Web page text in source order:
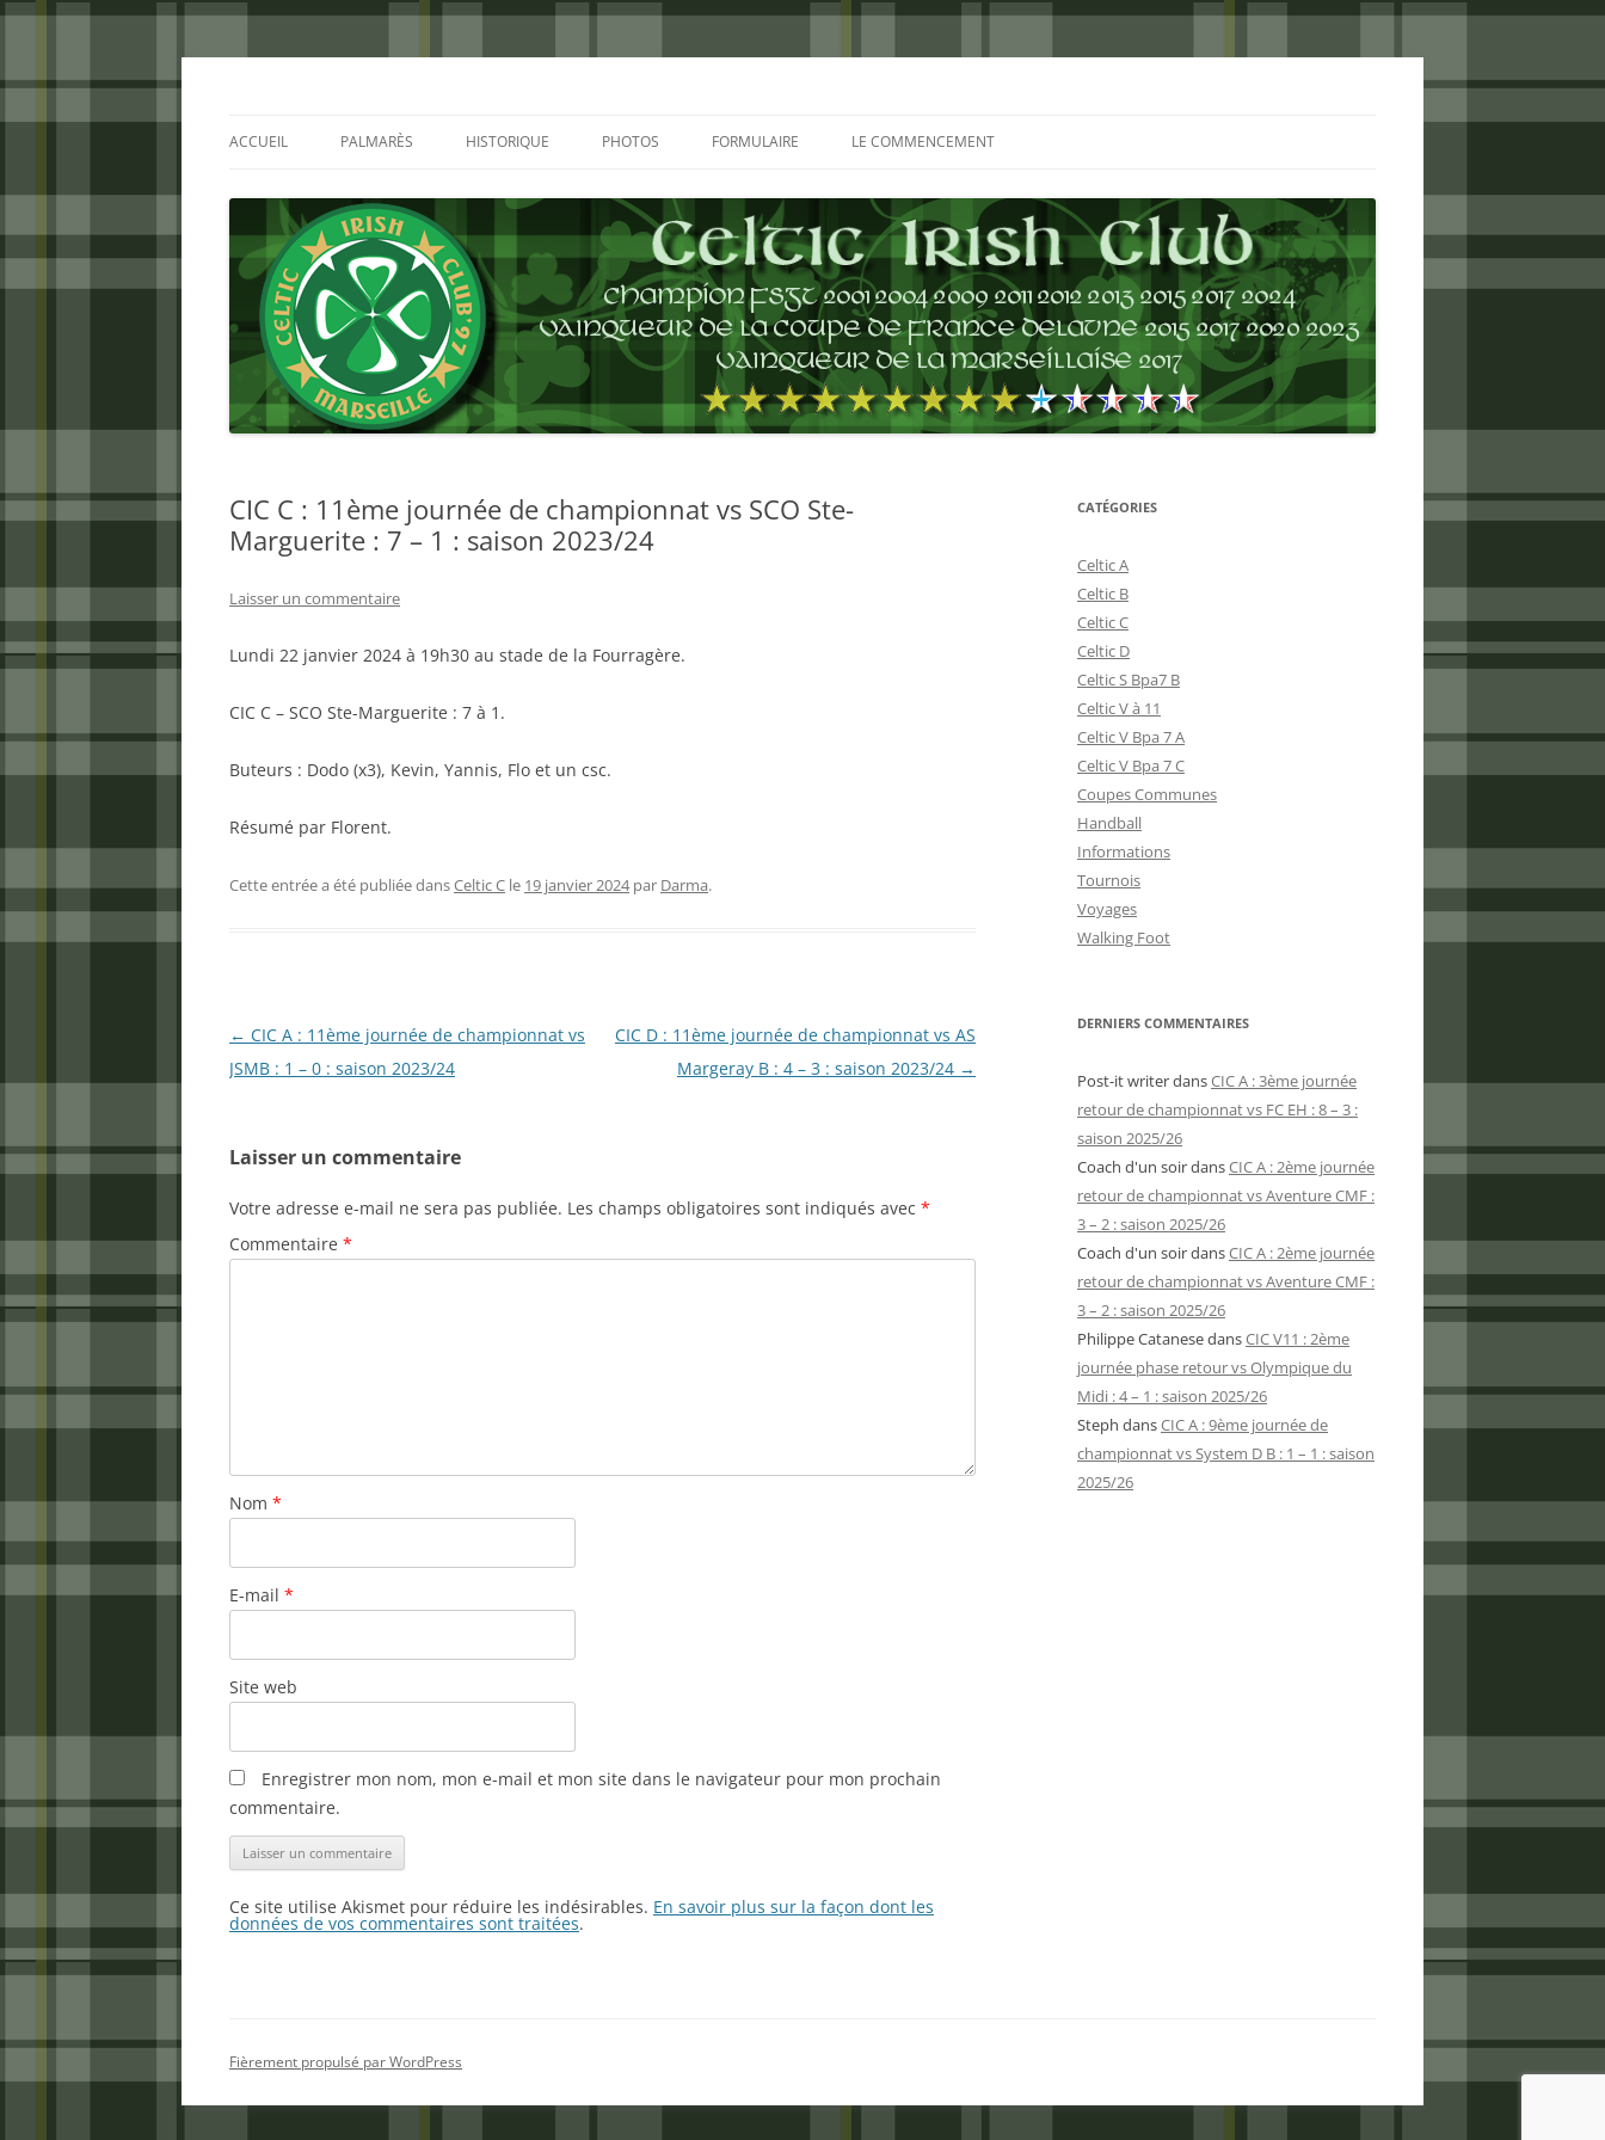
Aller
ACCUEIL PALMARÈS HISTORIQUE PHOTOS
GLASGOW 2002
CHARLIE & THE BHOYS 2006
PRAGUE 2006
NICE 2008
KOP CUP 4
FORMULAIRE LE COMMENCEMENT
CIC C : 11ème journée de championnat vs SCO Ste-
Marguerite : 7 – 1 : saison 2023/24
Laisser un commentaire
Lundi 22 janvier 2024 à 19h30 au stade de la Fourragère.
CIC C – SCO Ste-Marguerite : 7 à 1.
Buteurs : Dodo (x3), Kevin, Yannis, Flo et un csc.
Résumé par Florent.
Cette entrée a été publiée dansCeltic C le 19 janvier 2024 par Darma.
Navigation
des
← CIC A : 11ème journée de championnat vs
JSMB : 1 – 0 : saison 2023/24
CIC D : 11ème journée de championnat vs AS
Margeray B : 4 – 3 : saison 2023/24 →
Laisser un commentaire
Votre adresse e-mail ne sera pas publiée. Les champs obligatoires sont indiqués avec *
Commentaire *
Nom *
E-mail *
Site web
Enregistrer mon nom, mon e-mail et mon site dans le navigateur pour mon prochain
commentaire.
Ce site utilise Akismet pour réduire les indésirables. En savoir plus sur la façon dont les
données de vos commentaires sont traitées.
CATÉGORIES
Celtic A
Celtic B
Celtic C
Celtic D
Celtic S Bpa7 B
Celtic V à 11
Celtic V Bpa 7 A
Celtic V Bpa 7 C
Coupes Communes
Handball
Informations
Tournois
Voyages
Walking Foot
DERNIERS COMMENTAIRES
Post-it writerdansCIC A : 3ème journée
retour de championnat vs FC EH : 8 – 3 :
saison 2025/26
Coach d'un soirdansCIC A : 2ème journée
retour de championnat vs Aventure CMF :
3 – 2 : saison 2025/26
Coach d'un soirdansCIC A : 2ème journée
retour de championnat vs Aventure CMF :
3 – 2 : saison 2025/26
Philippe CatanesedansCIC V11 : 2ème
journée phase retour vs Olympique du
Midi : 4 – 1 : saison 2025/26
Steph dansCIC A : 9ème journée de
championnat vs System D B : 1 – 1 : saison
2025/26
Fièrement propulsé par WordPress